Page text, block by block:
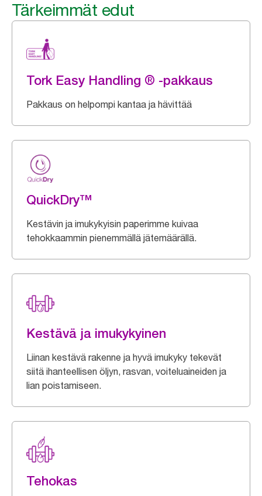
Tärkeimmät edut
Tork Easy Handling ® -pakkaus
Pakkaus on helpompi kantaa ja hävittää
QuickDry™
Kestävin ja imukykyisin paperimme kuivaa
tehokkaammin pienemmällä jätemäärällä.
Kestävä ja imukykyinen
Liinan kestävä rakenne ja hyvä imukyky tekevät
siitä ihanteellisen öljyn, rasvan, voiteluaineiden ja
lian poistamiseen.
Tehokas